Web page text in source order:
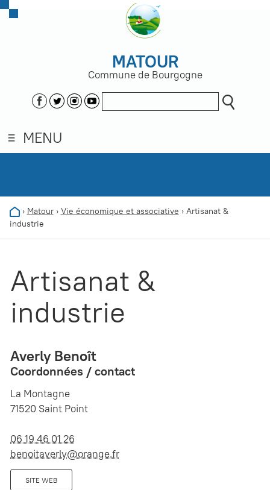
MATOUR
Commune de Bourgogne
MENU
› Matour› Vie économique et associative › Artisanat &
industrie
Artisanat &
industrie
Averly Benoît
Coordonnées / contact
La Montagne
71520 Saint Point
06 19 46 01 26
benoitaverly@orange.fr
SITE WEB